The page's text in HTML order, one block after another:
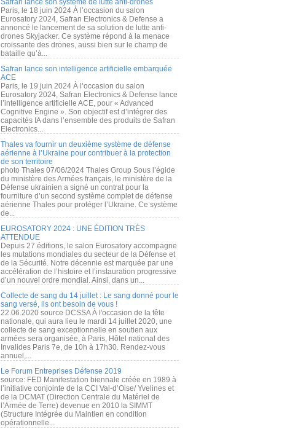
Safran lance son système de lutte anti-drones
Paris, le 18 juin 2024 À l’occasion du salon
Eurosatory 2024, Safran Electronics & Defense a
annoncé le lancement de sa solution de lutte anti-
drones Skyjacker. Ce système répond à la menace
croissante des drones, aussi bien sur le champ de
bataille qu’à...
Safran lance son intelligence artificielle embarquée
ACE
Paris, le 19 juin 2024 À l’occasion du salon
Eurosatory 2024, Safran Electronics & Defense lance
l’intelligence artificielle ACE, pour « Advanced
Cognitive Engine ». Son objectif est d’intégrer des
capacités IA dans l’ensemble des produits de Safran
Electronics...
Thales va fournir un deuxième système de défense
aérienne à l’Ukraine pour contribuer à la protection
de son territoire
photo Thales 07/06/2024 Thales Group Sous l’égide
du ministère des Armées français, le ministère de la
Défense ukrainien a signé un contrat pour la
fourniture d’un second système complet de défense
aérienne Thales pour protéger l’Ukraine. Ce système
de...
EUROSATORY 2024 : UNE ÉDITION TRÈS
ATTENDUE
Depuis 27 éditions, le salon Eurosatory accompagne
les mutations mondiales du secteur de la Défense et
de la Sécurité. Notre décennie est marquée par une
accélération de l’histoire et l’instauration progressive
d’un nouvel ordre mondial. Ainsi, dans un...
Collecte de sang du 14 juillet : Le sang donné pour le
sang versé, ils ont besoin de vous !
22.06.2020 source DCSSA À l'occasion de la fête
nationale, qui aura lieu le mardi 14 juillet 2020, une
collecte de sang exceptionnelle en soutien aux
armées sera organisée, à Paris, Hôtel national des
Invalides Paris 7e, de 10h à 17h30. Rendez-vous
annuel,...
Le Forum Entreprises Défense 2019
source: FED Manifestation biennale créée en 1989 à
l’initiative conjointe de la CCI Val-d’Oise/ Yvelines et
de la DCMAT (Direction Centrale du Matériel de
l’Armée de Terre) devenue en 2010 la SIMMT
(Structure Intégrée du Maintien en condition
opérationnelle...